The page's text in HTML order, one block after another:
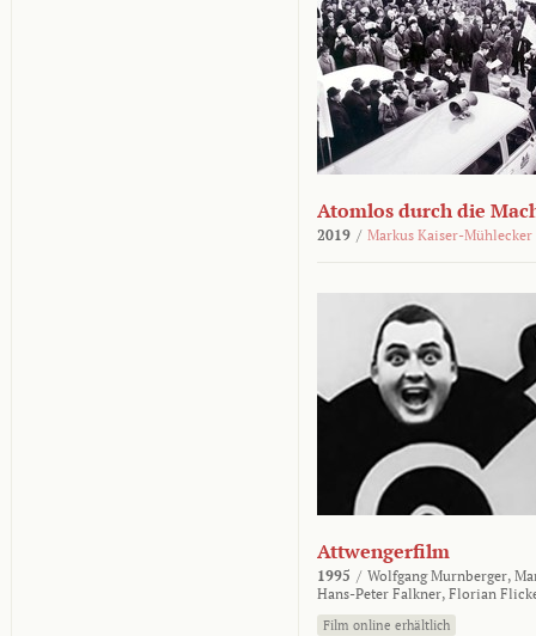
Atomlos durch die
2019 / Markus Kaiser-Mühlecker
Attwengerfilm
1995 / Wolfgang Murnberger,
Hans-Peter Falkner, Florian
Film online erhältlich